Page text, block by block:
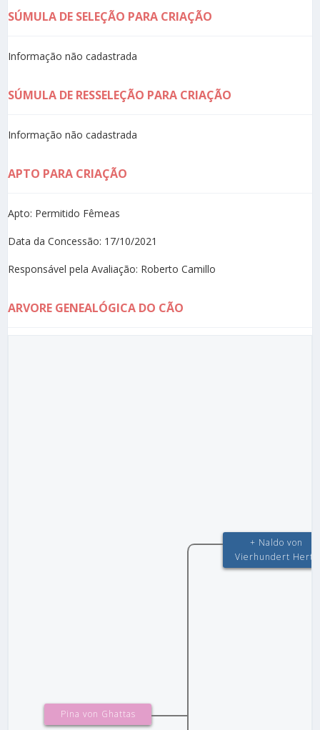
SÚMULA DE SELEÇÃO PARA CRIAÇÃO
Informação não cadastrada
SÚMULA DE RESSELEÇÃO PARA CRIAÇÃO
Informação não cadastrada
APTO PARA CRIAÇÃO
Apto: Permitido Fêmeas
Data da Concessão: 17/10/2021
Responsável pela Avaliação: Roberto Camillo
ARVORE GENEALÓGICA DO CÃO
Pina von Ghattas
+ Naldo von
Vierhundert Hertz